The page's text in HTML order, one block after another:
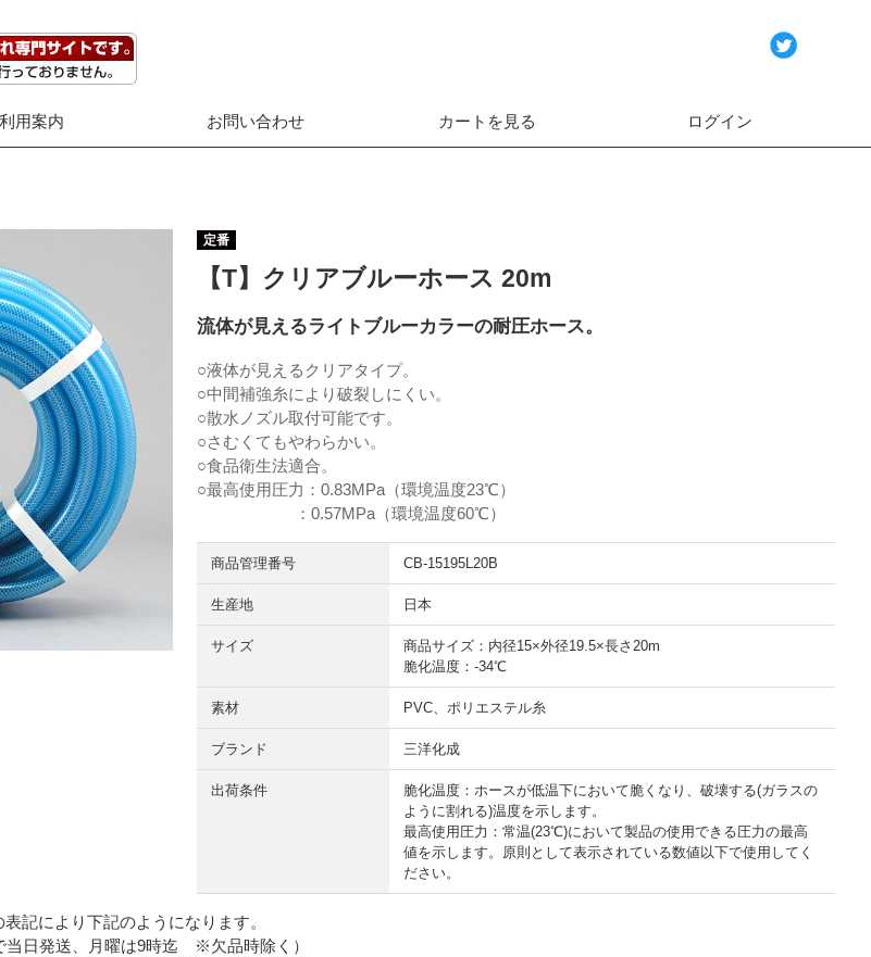
用案内 お問い合わせ カートを見る ログイン
定番
【T】クリアブルーホース 20m
流体が見えるライトブルーカラーの耐圧ホース。
○液体が見えるクリアタイプ。
○中間補強糸により破裂しにくい。
○散水ノズル取付可能です。
○さむくてもやわらかい。
○食品衛生法適合。
○最高使用圧力：0.83MPa（環境温度23℃）
：0.57MPa（環境温度60℃）
商品管理番号 CB-15195L20B
生産地 日本
サイズ
商品サイズ：内径15×外径19.5×長さ20m
脆化温度：-34℃
素材 PVC、ポリエステル糸
ブランド 三洋化成
出荷条件
脆化温度：ホースが低温下において脆くなり、破壊する(ガラスの
ように割れる)温度を示します。
最高使用圧力：常温(23℃)において製品の使用できる圧力の最高
値を示します。原則として表示されている数値以下で使用してく
ださい。
により下記のようになります。
発送、月曜は9時迄 ※欠品時除く）